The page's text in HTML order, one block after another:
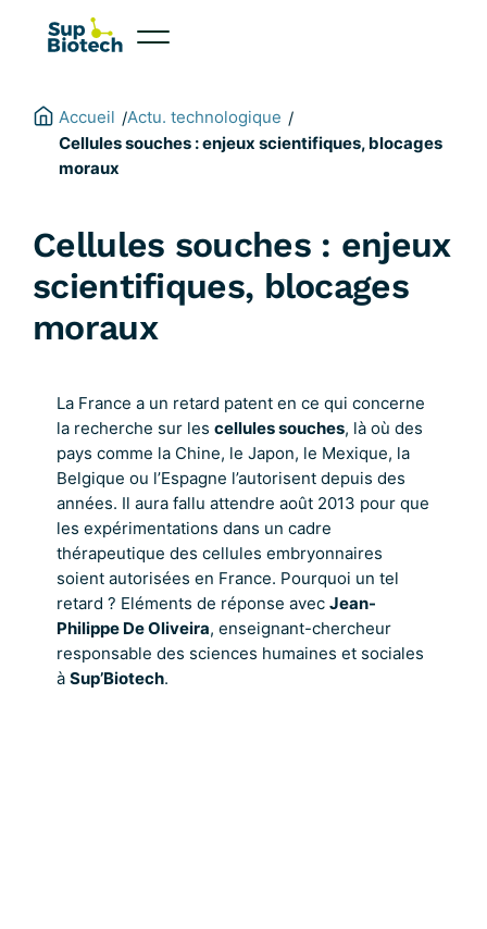
Accueil /Actu. technologique /
Cellules souches : enjeux scientifiques, blocages
moraux
Cellules souches : enjeux
scientifiques, blocages
moraux
La France a un retard patent en ce qui concerne
la recherche sur les cellules souches, là où des
pays comme la Chine, le Japon, le Mexique, la
Belgique ou l’Espagne l’autorisent depuis des
années. Il aura fallu attendre août 2013 pour que
les expérimentations dans un cadre
thérapeutique des cellules embryonnaires
soient autorisées en France. Pourquoi un tel
retard ? Eléments de réponse avec Jean-
Philippe De Oliveira, enseignant-chercheur
responsable des sciences humaines et sociales
à Sup’Biotech.